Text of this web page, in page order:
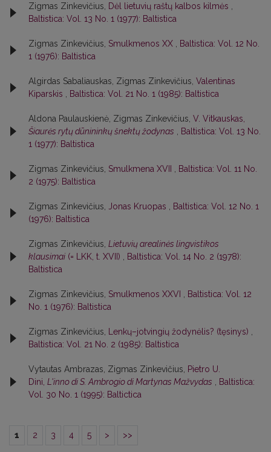
Zigmas Zinkevičius, Dėl lietuvių raštų kalbos kilmės
Baltistica: Vol. 13 No. 1 (1977): Baltistica
Zigmas Zinkevičius, Smulkmenos XX
Baltistica: Vol. 12 No.
1 (1976): Baltistica
Algirdas Sabaliauskas, Zigmas Zinkevičius, Valentinas
Kiparskis
Baltistica: Vol. 21 No. 1 (1985): Baltistica
Aldona Paulauskienė, Zigmas Zinkevičius, V. Vitkauskas,
Šiaurės rytų dūnininkų šnektų žodynas
Baltistica: Vol. 13 No.
1 (1977): Baltistica
Zigmas Zinkevičius, Smulkmena XVII
Baltistica: Vol. 11 No.
2 (1975): Baltistica
Zigmas Zinkevičius, Jonas Kruopas
Baltistica: Vol. 12 No. 1
(1976): Baltistica
Zigmas Zinkevičius, Lietuvių arealinės lingvistikos
klausimai (= LKK, t. XVII)
Baltistica: Vol. 14 No. 2 (1978):
Baltistica
Zigmas Zinkevičius, Smulkmenos XXVI
Baltistica: Vol. 12
No. 1 (1976): Baltistica
Zigmas Zinkevičius, Lenkų–jotvingių žodynėlis? (tęsinys)
Baltistica: Vol. 21 No. 2 (1985): Baltistica
Vytautas Ambrazas, Zigmas Zinkevičius,
Pietro U.
Dini, L'inno di S. Ambrogio di Martynas Mažvydas
Baltistica:
Vol. 30 No. 1 (1995): Baltictica
1 2 3 4 5 > >>